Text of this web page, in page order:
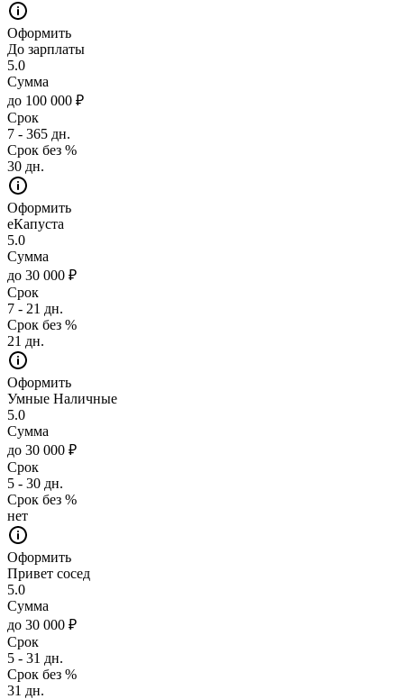
Оформить
До зарплаты
5.0
Сумма
до 100 000 ₽
Срок
7 - 365 дн.
Срок без %
30 дн.
Оформить
еКапуста
5.0
Сумма
до 30 000 ₽
Срок
7 - 21 дн.
Срок без %
21 дн.
Оформить
Умные Наличные
5.0
Сумма
до 30 000 ₽
Срок
5 - 30 дн.
Срок без %
нет
Оформить
Привет сосед
5.0
Сумма
до 30 000 ₽
Срок
5 - 31 дн.
Срок без %
31 дн.